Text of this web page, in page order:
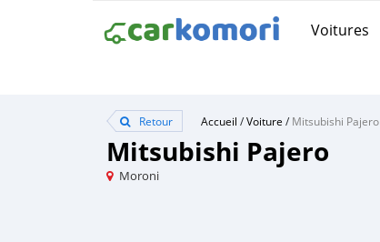
Voitures
Retour Accueil /Voiture /Mitsubishi Pajero
Mitsubishi Pajero
Moroni